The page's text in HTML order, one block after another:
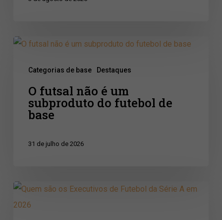
Categorias de base Destaques
O
base
O futsal não é um
subproduto do futebol de
base
31 de julho de 2026
Quem
são